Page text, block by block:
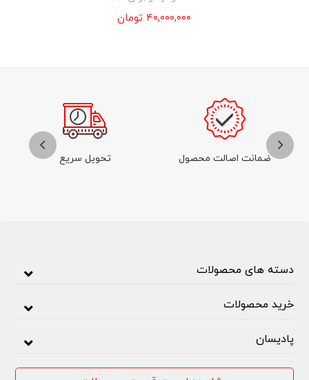
۴۰,۰۰۰,۰۰۰ تومان
ضمانت اصالت محصول تحویل سریع
دسته های محصولات
خرید محصولات
پادیسان